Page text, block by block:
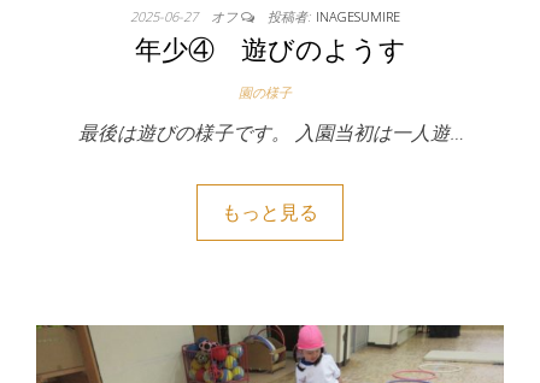
2025-06-27 オフ 投稿者: INAGESUMIRE
年少④ 遊びのようす
園の様子
最後は遊びの様子です。 入園当初は一人遊…
もっと見る